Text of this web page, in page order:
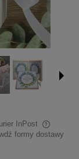
InPost
formy dostawy